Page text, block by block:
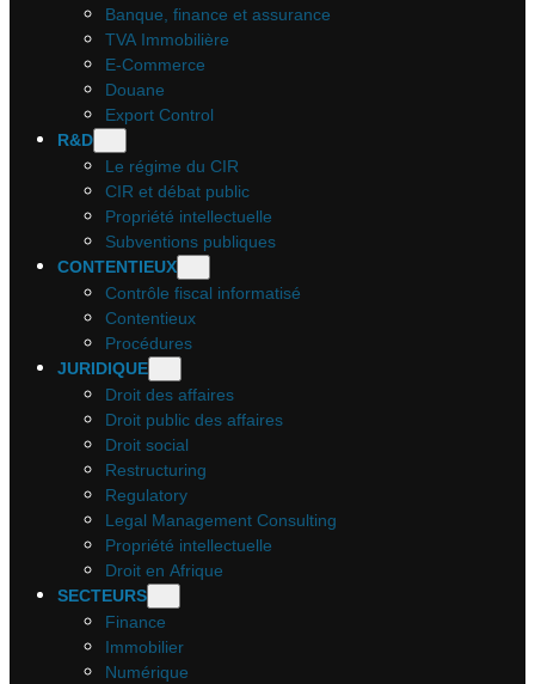
Banque, finance et assurance
TVA Immobilière
E-Commerce
Douane
Export Control
R&D
Le régime du CIR
CIR et débat public
Propriété intellectuelle
Subventions publiques
CONTENTIEUX
Contrôle fiscal informatisé
Contentieux
Procédures
JURIDIQUE
Droit des affaires
Droit public des affaires
Droit social
Restructuring
Regulatory
Legal Management Consulting
Propriété intellectuelle
Droit en Afrique
SECTEURS
Finance
Immobilier
Numérique